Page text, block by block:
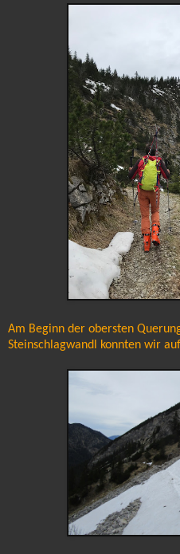
Am Beginn der obersten
Steinschlagwandl konnten wir